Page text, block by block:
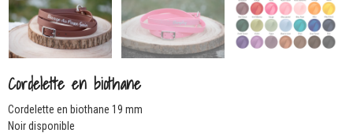
Cordelette en biothane
Cordelette en biothane 19 mm
Noir disponible